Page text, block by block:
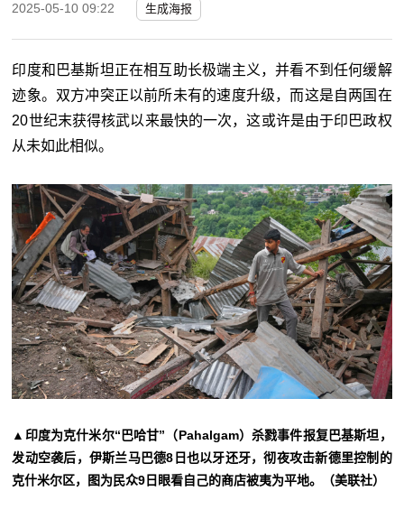
2025-05-10 09:22 生成海报
印度和巴基斯坦正在相互助长极端主义，并看不到任何缓解
迹象。双方冲突正以前所未有的速度升级，而这是自两国在
20世纪末获得核武以来最快的一次，这或许是由于印巴政权
从未如此相似。
▲印度为克什米尔“巴哈甘”（Pahalgam）杀戮事件报复巴基斯坦，
发动空袭后，伊斯兰马巴德8日也以牙还牙，彻夜攻击新德里控制的
克什米尔区，图为民众9日眼看自己的商店被夷为平地。（美联社）